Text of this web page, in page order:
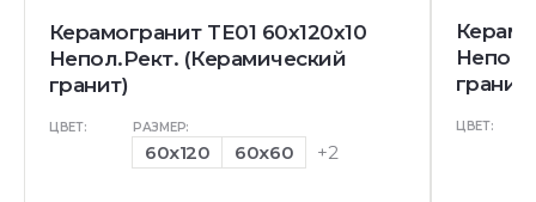
Керамогранит TE01 60x120x10
Непол.Рект. (Керамический
гранит)
ЦВЕТ: РАЗМЕР:
60x120 60x60 +2
гранит)
ЦВЕТ: